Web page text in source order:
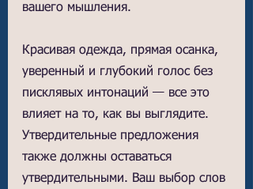
вашего мышления.
Красивая одежда, прямая осанка,
уверенный и глубокий голос без
писклявых интонаций — все это
влияет на то, как вы выглядите.
Утвердительные предложения
также должны оставаться
утвердительными. Ваш выбор слов